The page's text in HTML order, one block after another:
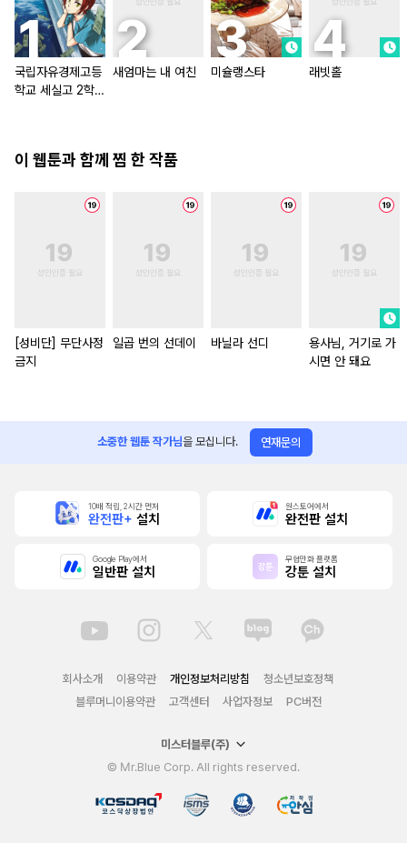
국립자유경제고등
학교 세실고 2학기
새엄마는 내 여친 미슐랭스타 래빗홀
이 웹툰과 함께 찜 한 작품
[성비단] 무단사정
금지
일곱 번의 선데이 바닐라 선디
용사님, 거기로 가
시면 안 돼요
소중한 웹툰 작가님을 모십니다. 연재문의
10배 적립, 2시간 먼저
완전판+ 설치
원스토어에서
완전판 설치
Google Play에서
일반판 설치
무협만화 플랫폼
강툰 설치
회사소개 이용약관 개인정보처리방침
청소년보호정책
블루머니이용약관
고객센터 사업자정보 PC버전
미스터블루(주)
© Mr.Blue Corp. All rights reserved.